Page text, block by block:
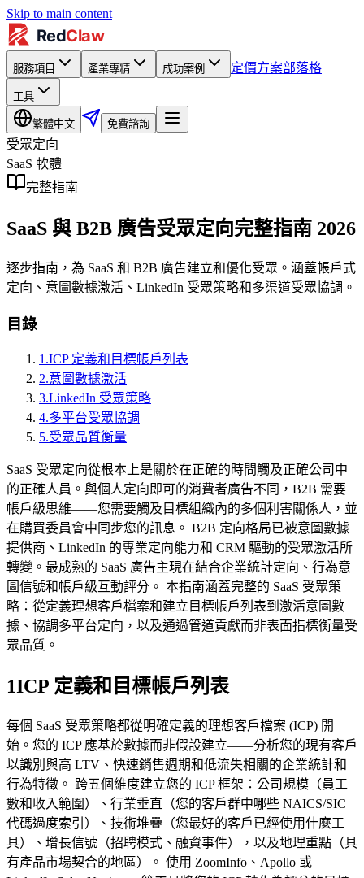
Skip to main content
服務項目 產業專精 成功案例 定價方案部落格
工具
繁體中文 免費諮詢
受眾定向
SaaS 軟體
完整指南
SaaS 與 B2B 廣告受眾定向完整指南 2026
逐步指南，為 SaaS 和 B2B 廣告建立和優化受眾。涵蓋帳戶式
定向、意圖數據激活、LinkedIn 受眾策略和多渠道受眾協調。
目錄
1 .ICP 定義和目標帳戶列表
2.意圖數據激活
3.LinkedIn 受眾策略
4.多平台受眾協調
5.受眾品質衡量
SaaS 受眾定向從根本上是關於在正確的時間觸及正確公司中
的正確人員。與個人定向即可的消費者廣告不同，B2B 需要
帳戶級思維——您需要觸及目標組織內的多個利害關係人，並
在購買委員會中同步您的訊息。 B2B 定向格局已被意圖數據
提供商、LinkedIn 的專業定向能力和 CRM 驅動的受眾激活所
轉變。最成熟的 SaaS 廣告主現在結合企業統計定向、行為意
圖信號和帳戶級互動評分。 本指南涵蓋完整的 SaaS 受眾策
略：從定義理想客戶檔案和建立目標帳戶列表到激活意圖數
據、協調多平台定向，以及通過管道貢獻而非表面指標衡量受
眾品質。
1ICP 定義和目標帳戶列表
每個 SaaS 受眾策略都從明確定義的理想客戶檔案 (ICP) 開
始。您的 ICP 應基於數據而非假設建立——分析您的現有客戶
以識別與高 LTV、快速銷售週期和低流失相關的企業統計和
行為特徵。 跨五個維度建立您的 ICP 框架：公司規模（員工
數和收入範圍）、行業垂直（您的客戶群中哪些 NAICS/SIC
代碼過度索引）、技術堆疊（您最好的客戶已經使用什麼工
具）、增長信號（招聘模式、融資事件），以及地理重點（具
有產品市場契合的地區）。 使用 ZoomInfo、Apollo 或